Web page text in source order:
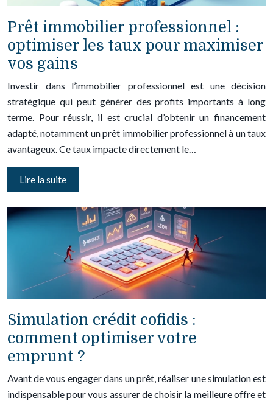
Prêt immobilier professionnel :
optimiser les taux pour maximiser
vos gains
Investir dans l’immobilier professionnel est une décision
stratégique qui peut générer des profits importants à long
terme. Pour réussir, il est crucial d’obtenir un financement
adapté, notamment un prêt immobilier professionnel à un taux
avantageux. Ce taux impacte directement le…
Lire la suite
Simulation crédit cofidis :
comment optimiser votre
emprunt ?
Avant de vous engager dans un prêt, réaliser une simulation est
indispensable pour vous assurer de choisir la meilleure offre et